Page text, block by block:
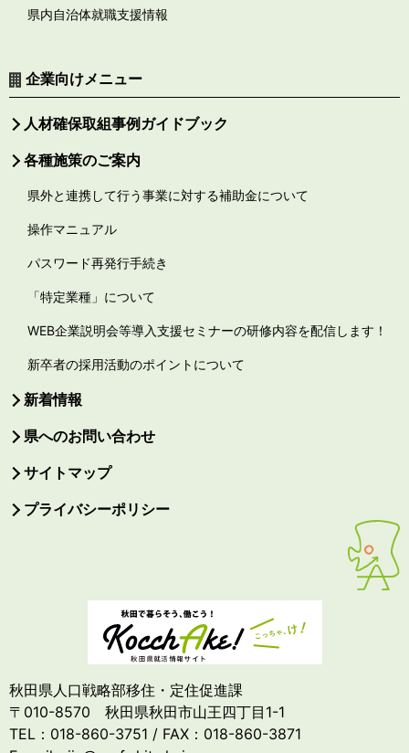
県内自治体就職支援情報
企業向けメニュー
人材確保取組事例ガイドブック
各種施策のご案内
県外と連携して行う事業に対する補助金について
操作マニュアル
パスワード再発行手続き
「特定業種」について
WEB企業説明会等導入支援セミナーの研修内容を配信します！
新卒者の採用活動のポイントについて
新着情報
県へのお問い合わせ
サイトマップ
プライバシーポリシー
秋田県人口戦略部移住・定住促進課
〒010-8570 秋田県秋田市山王四丁目1-1
TEL：018-860-3751 / FAX：018-860-3871